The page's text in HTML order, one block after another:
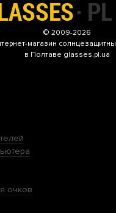
© 2009-2026
магазин
в Полтаве glasses.pl.ua
очков